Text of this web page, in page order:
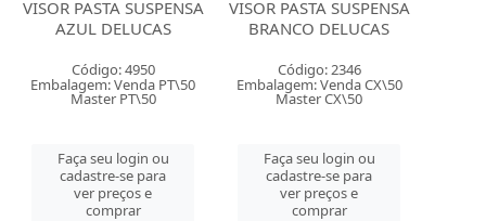
VISOR PASTA SUSPENSA
AZUL DELUCAS
Código: 4950
Embalagem: Venda PT\50
Master PT\50
Faça seu login ou
cadastre-se para
ver preços e
comprar
VISOR PASTA SUSPENSA
BRANCO DELUCAS
Código: 2346
Embalagem: Venda CX\50
Master CX\50
Faça seu login ou
cadastre-se para
ver preços e
comprar